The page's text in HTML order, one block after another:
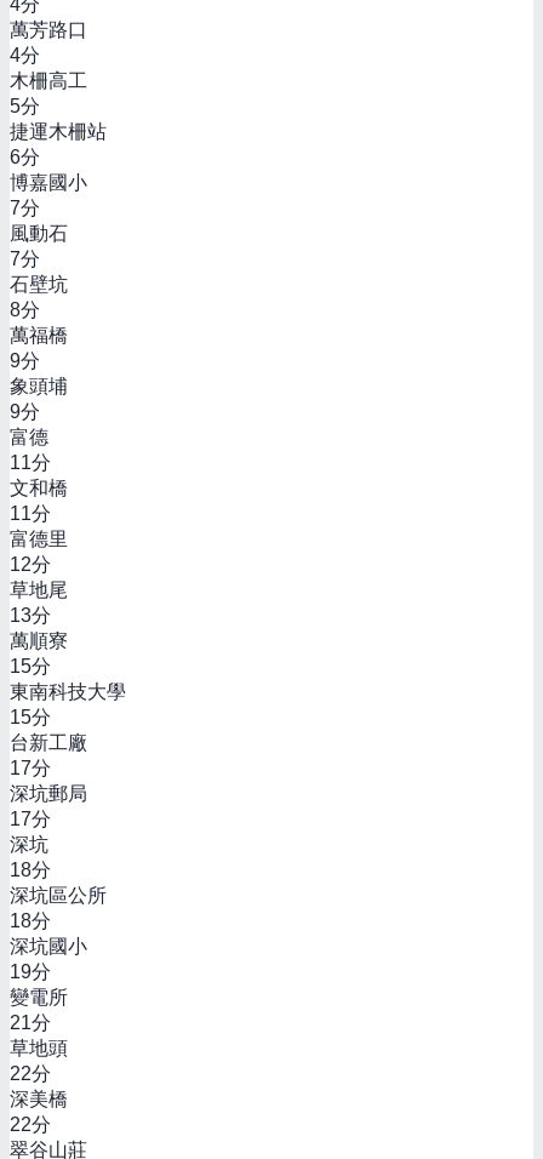
萬芳路口
4分
木柵高工
5分
捷運木柵站
6分
博嘉國小
7分
風動石
7分
石壁坑
8分
萬福橋
9分
象頭埔
9分
富德
11分
文和橋
11分
富德里
12分
草地尾
13分
萬順寮
15分
東南科技大學
15分
台新工廠
17分
深坑郵局
17分
深坑
18分
深坑區公所
18分
深坑國小
19分
變電所
21分
草地頭
22分
深美橋
22分
翠谷山莊